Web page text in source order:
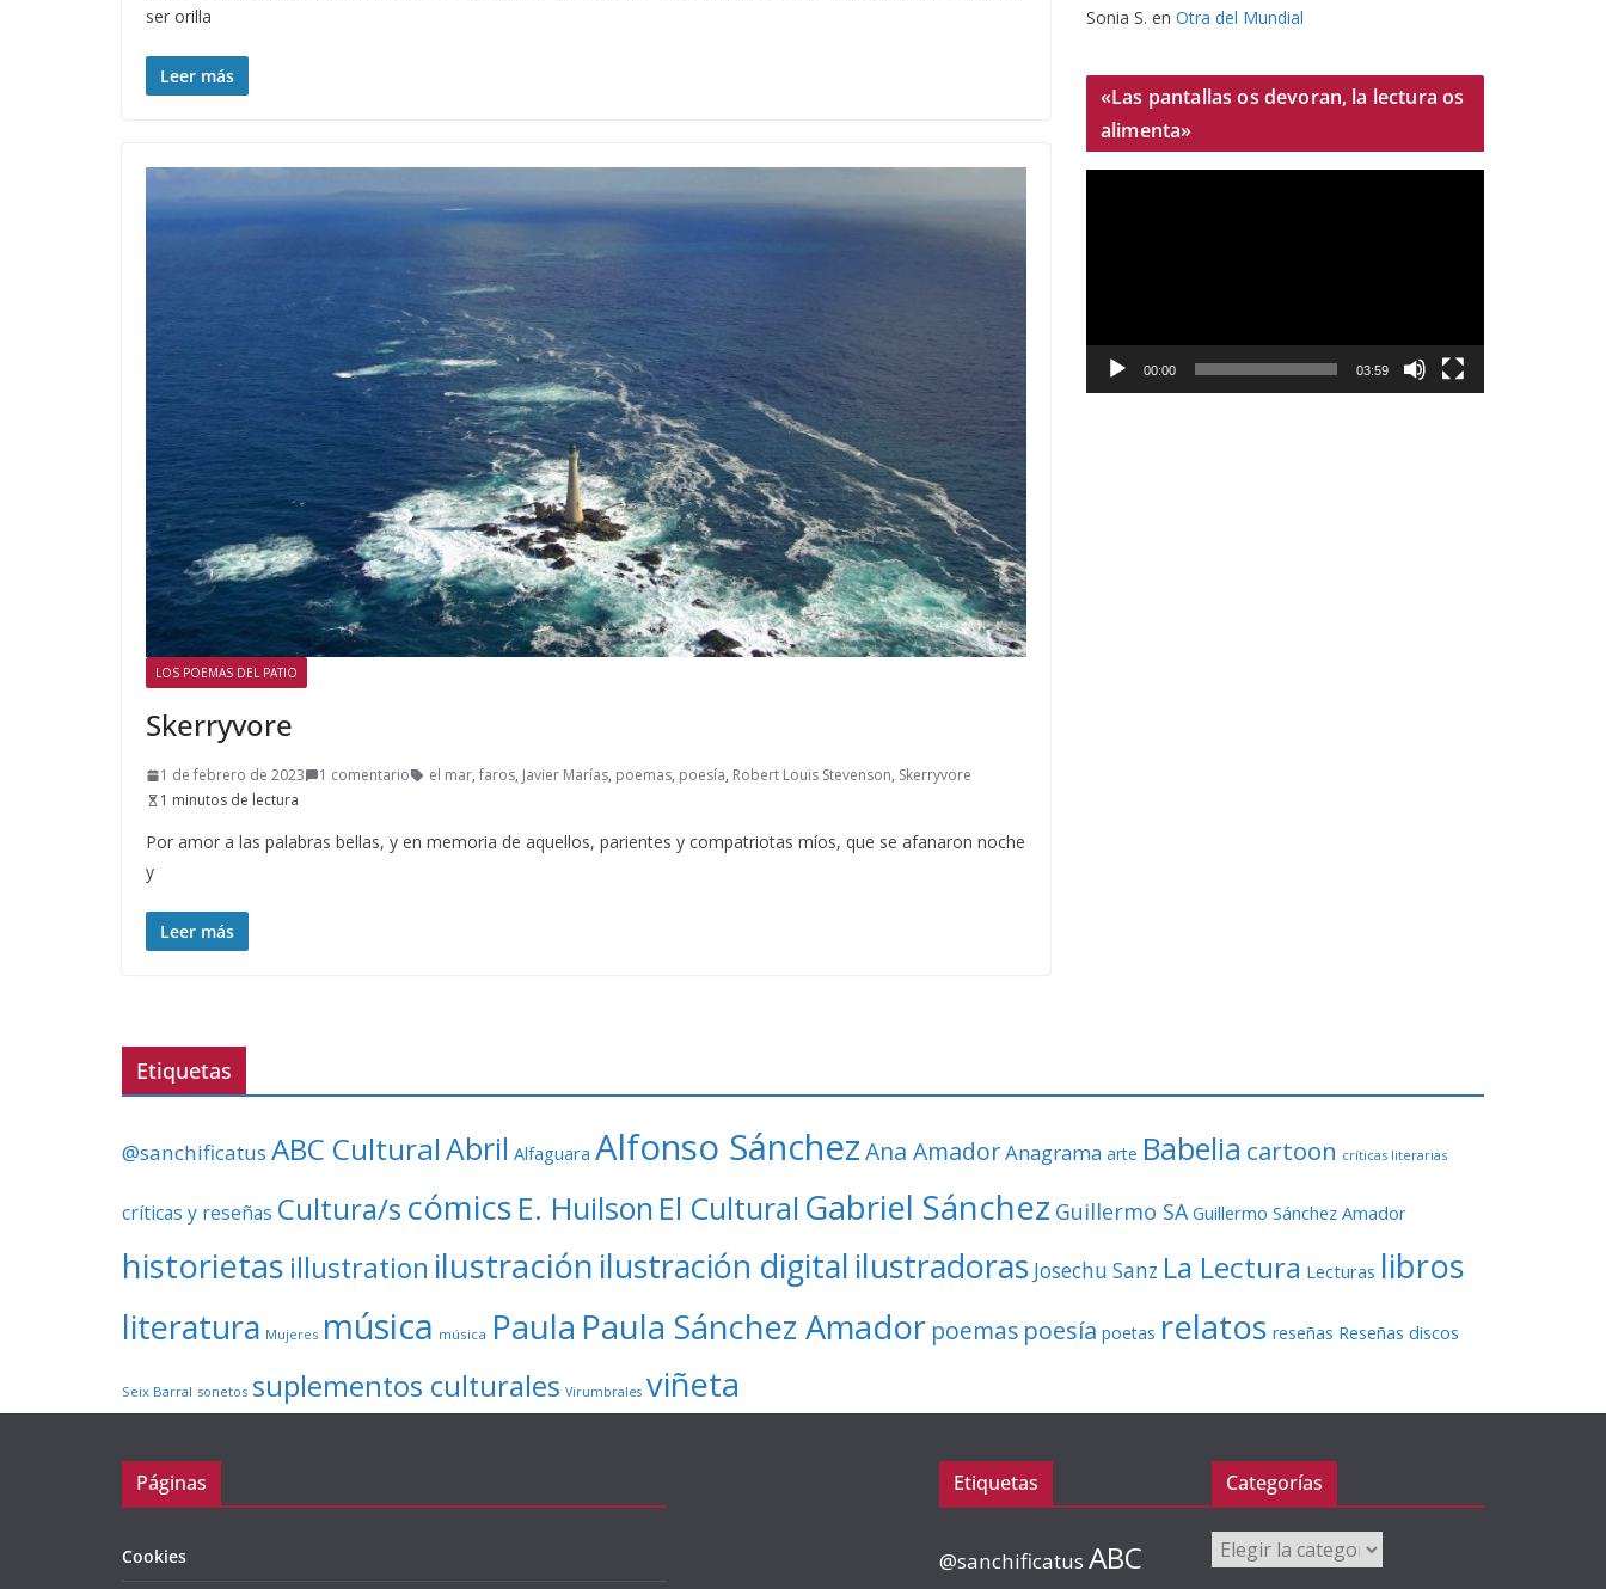
ser orilla
Leer más
LOS POEMAS DEL PATIO
Skerryvore
1 de febrero de 2023 1 comentario el mar, faros, Javier Marías, poemas, poesía, Robert Louis Stevenson, Skerryvore
1 minutos de lectura
Por amor a las palabras bellas, y en memoria de aquellos, parientes y compatriotas míos, que se afanaron noche
y
Leer más
Sonia S. en Otra del Mundial
«Las pantallas os devoran, la lectura os
alimenta»
c
00:00 03:59
Etiquetas
@sanchificatus ABC CulturalAbril Alfaguara Alfonso SánchezAna AmadorAnagrama arte Babelia cartoon críticas literarias
críticas y reseñas Cultura/s cómics E. Huilson El Cultural Gabriel Sánchez Guillermo SA Guillermo Sánchez Amador
historietas illustration ilustración ilustración digital ilustradoras Josechu Sanz La Lectura Lecturas libros
literatura Mujeres música música Paula Paula Sánchez Amador poemas poesía poetas relatos reseñas Reseñas discos
Seix Barral sonetos suplementos culturales Virumbrales viñeta
Páginas
Cookies
Etiquetas
@sanchificatus ABC
Categorías
Categorías